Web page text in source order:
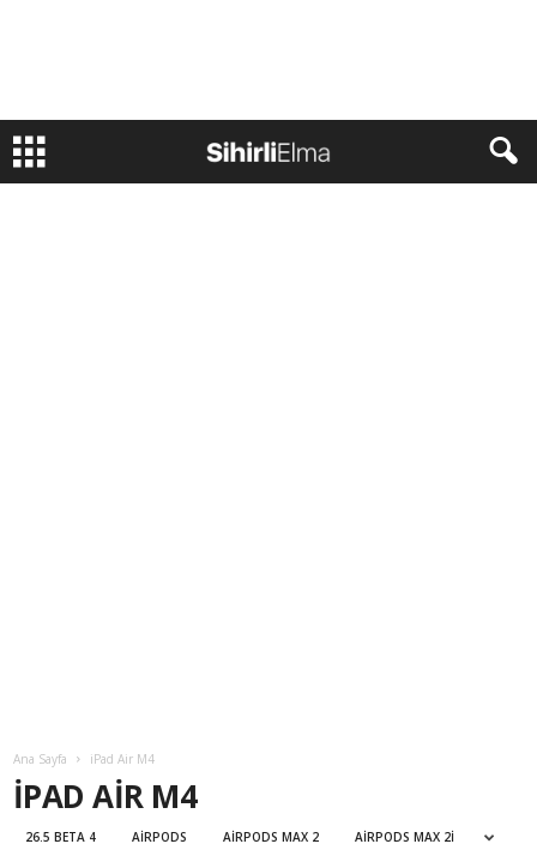
Ana Sayfa iPad Air M4
IPAD AIR M4
26.5 BETA 4 AIRPODS AIRPODS MAX 2 AIRPODS MAX 2I